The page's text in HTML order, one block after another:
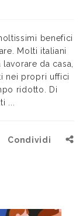
benefici
Molti italiani
da casa,
nei propri uffici
ridotto. Di
...
Condividi